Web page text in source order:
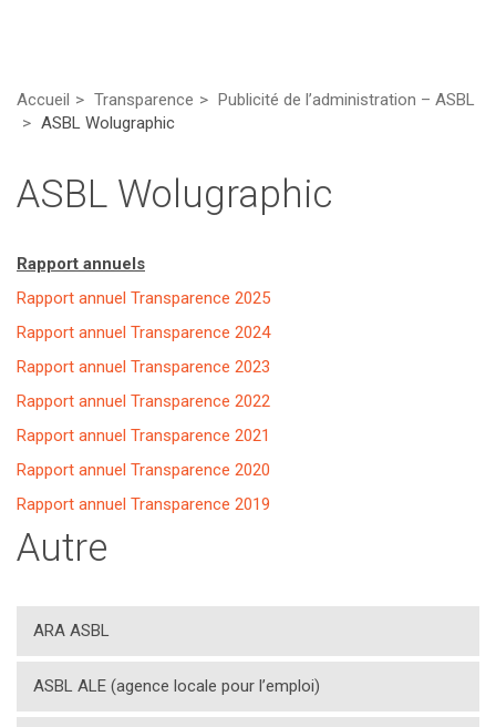
Accueil Transparence
Publicité de l’administration – ASBL
ASBL Wolugraphic
ASBL Wolugraphic
Rapport annuels
Rapport annuel Transparence 2025
Rapport annuel Transparence 2024
Rapport annuel Transparence 2023
Rapport annuel Transparence 2022
Rapport annuel Transparence 2021
Rapport annuel Transparence 2020
Rapport annuel Transparence 2019
Autre
ARA ASBL
ASBL ALE (agence locale pour l’emploi)